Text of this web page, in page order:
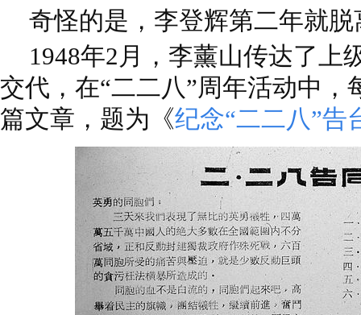
奇怪的是，李登辉第二年就
1948年2月，李薰山传达了上
交代，在“二二八”周年活动中，
篇文章，题为《纪念“二二八”告